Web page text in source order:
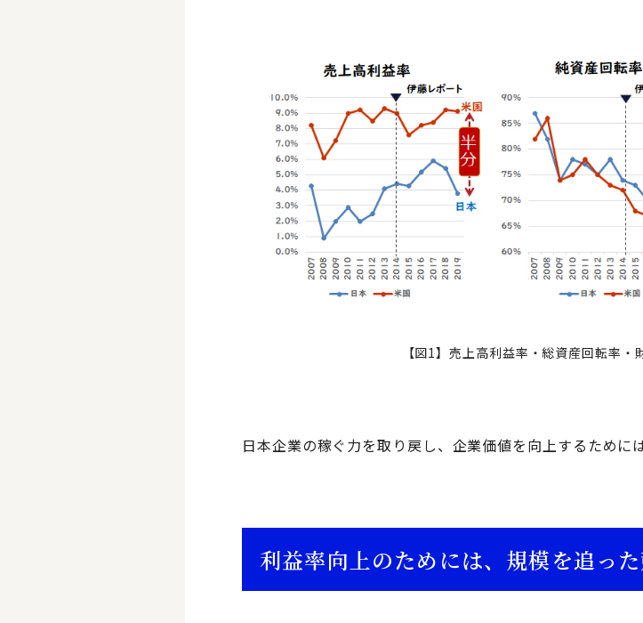
【図1】売上高利益率・総資産回転率
日本企業の稼ぐ力を取り戻し、企業価値を向上するために
利益率向上のためには、規模を追っ